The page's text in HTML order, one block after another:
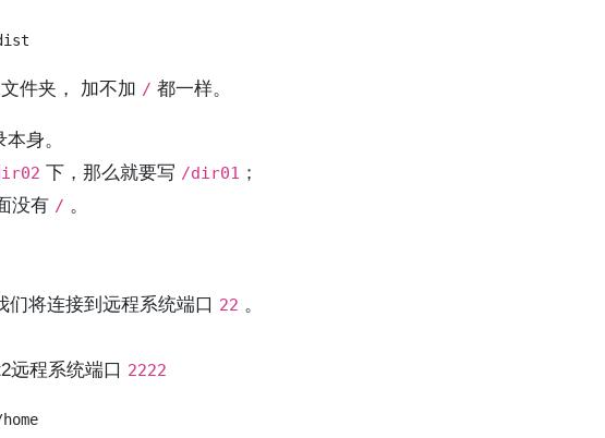
件夹， 加不加 / 都一样。
身。
下，那么就要写 /dir01 ；
没有 / 。
将连接到远程系统端口 22 。
远程系统端口 2222